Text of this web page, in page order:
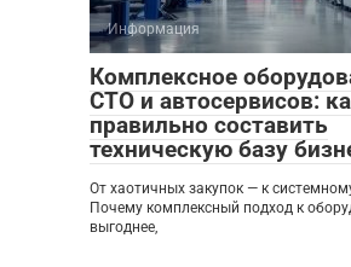
Информация
Комплексное
СТО и автосервисов:
правильно составить
техническую базу
От хаотичных закупок — к
Почему комплексный подход к
выгоднее,